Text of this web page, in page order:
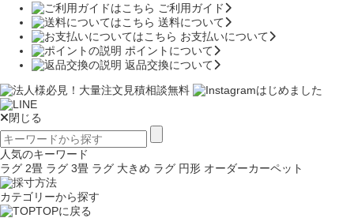
ご利用ガイド
送料について
お支払いについて
ポイントについて
返品交換について
閉じる
人気のキーワード
ラグ 2畳 ラグ 3畳 ラグ 大きめ ラグ 円形 オーダーカーペット
カテゴリーから探す
TOPに戻る